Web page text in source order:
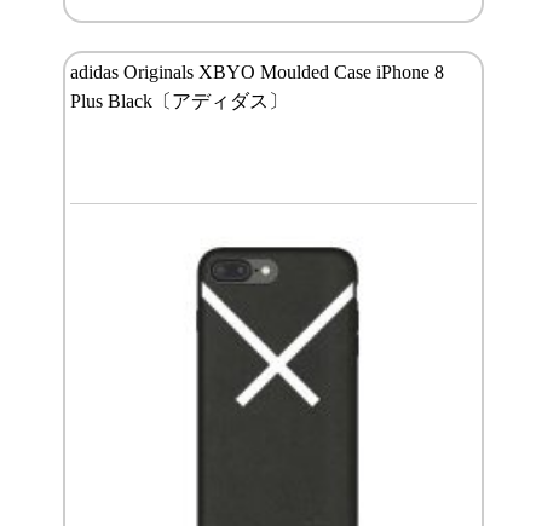
adidas Originals XBYO Moulded Case iPhone 8
Plus Black〔アディダス〕